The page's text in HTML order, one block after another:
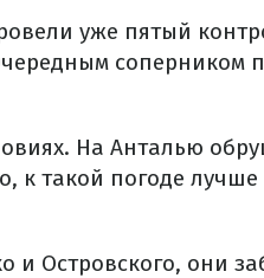
уже пятый
соперником
На Анталью
к такой погоде лучше
и Островского, они